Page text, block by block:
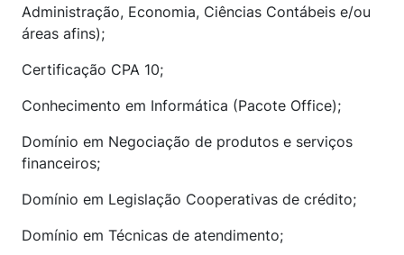
Administração, Economia, Ciências Contábeis e/ou
áreas afins);
Certificação CPA 10;
Conhecimento em Informática (Pacote Office);
Domínio em Negociação de produtos e serviços
financeiros;
Domínio em Legislação Cooperativas de crédito;
Domínio em Técnicas de atendimento;